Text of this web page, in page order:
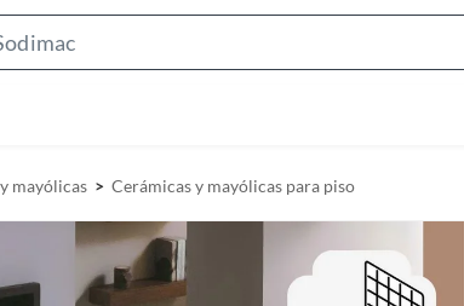
h
B
mayólicas Cerámicas y mayólicas para piso